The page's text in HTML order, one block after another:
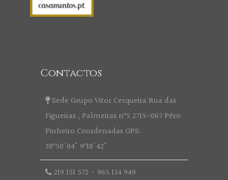
Contactos
Sede Grupo Vitor Cerqueira Rua das
Figueiras , Palmeiras nº5 2715-067 Pêro
Pinheiro Coordenadas GPS:
38º50'04" 9º18'42"
219 151 572 - 965 134 949